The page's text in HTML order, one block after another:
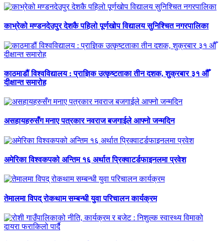
काभ्रेको मण्डनदेउपुर देशकै पहिलो पूर्णखोप विद्यालय सुनिश्चित नगरपालिका
काठमाडौं विश्वविद्यालय : प्राज्ञिक उत्कृष्टताका तीन दशक, शुक्रबार ३१ औँ
दीक्षान्त समारोह
असहायहरुसँग मनाए पत्रकार नवराज बजगाईले आफ्नो जन्मदिन
अमेरिका विश्वकपको अन्तिम १६ अर्थात प्रिक्वाटर्डफाइनलमा प्रवेश
तेमालमा विपद् रोकथाम सम्बन्धी युवा परिचालन कार्यक्रम